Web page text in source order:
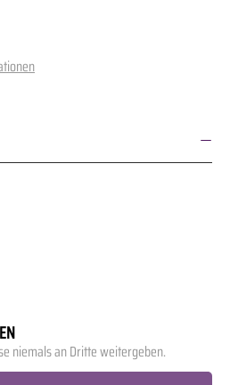
niemals an Dritte weitergeben.